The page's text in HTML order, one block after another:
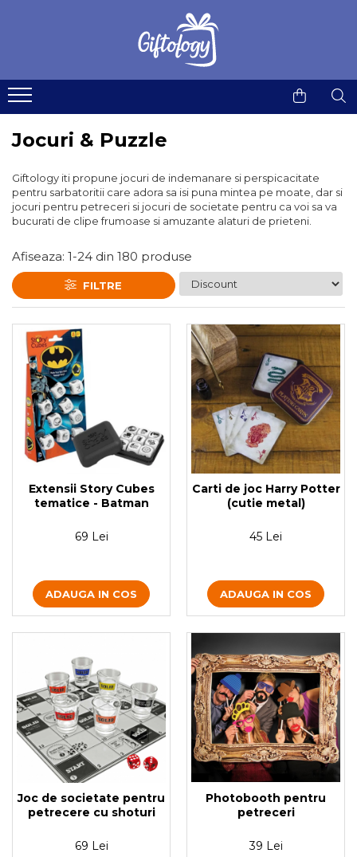
Hexbugs
Jucarii cu telecomanda
Jucarii de plus
Accesorii Pill & Kendama
Fidget Spinner
Kendama
Kururin
Pill Kendama & RingDama
Plastilina inteligenta
Tricouri de colorat
Yoyo
Robotica & Machete 3D
Robotica
Machete 3D din Metal
Seturi de constructii magnetice
Instrumente multifunctionale
Gadgeturi si accesorii pentru
Accesorii bucatarie
Cani si pahare
Ceasuri
Lampi si lumini
Postere & Tablouri
Stickere
Termosuri
Idei de cadouri pentru Femei
Idei de cadouri pentru Copii
Idei de cadouri pentru Barbati
Idei de cadouri pentru Geeks
Idei de cadouri pentru Muzicieni
Idei de cadouri sub 100 lei
Felicitari animate
Jocuri & Puzzle
Giftology iti propune jocuri de indemanare si perspicacitate
pentru sarbatoritii care adora sa isi puna mintea pe moate, dar si
jocuri pentru petreceri si jocuri de societate pentru ca voi sa va
bucurati de clipe frumoase si amuzante alaturi de prieteni.
Afiseaza: 1-24 din 180 produse
FILTRE
Extensii Story Cubes
tematice - Batman
69 Lei
ADAUGA IN COS
Carti de joc Harry Potter
(cutie metal)
45 Lei
ADAUGA IN COS
Joc de societate pentru
petrecere cu shoturi
69 Lei
Photobooth pentru
petreceri
39 Lei